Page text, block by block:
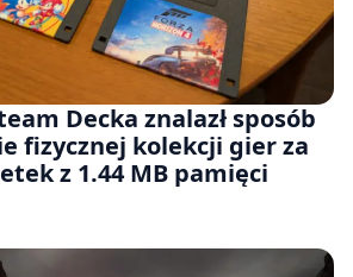
Decka znalazł sposób
fizycznej kolekcji gier za
z 1.44 MB pamięci